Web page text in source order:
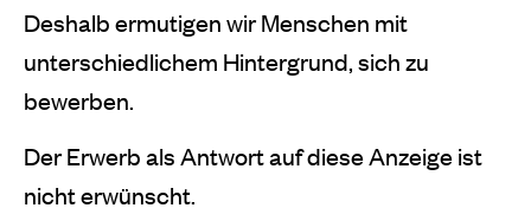
Deshalb ermutigen wir Menschen mit
unterschiedlichem Hintergrund, sich zu
bewerben.
Der Erwerb als Antwort auf diese Anzeige ist
nicht erwünscht.